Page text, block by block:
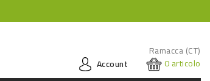
Ramacca (CT)
Account
0articolo